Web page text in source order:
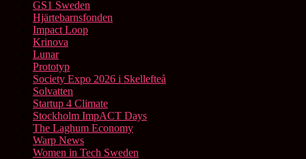
GS1 Sweden
Hjärtebarnsfonden
Impact Loop
Krinova
Lunar
Prototyp
Society Expo 2026 i Skellefteå
Solvatten
Startup 4 Climate
Stockholm ImpACT Days
The Laghum Economy
Warp News
Women in Tech Sweden